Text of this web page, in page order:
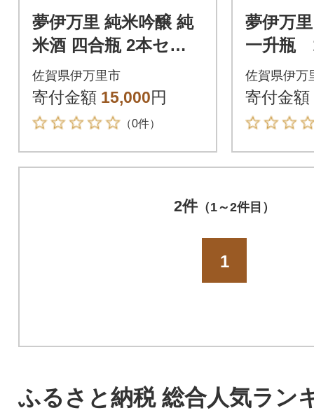
夢伊万里 純米吟醸 純
米酒 四合瓶 2本セッ
ト
佐賀県伊万里市
寄付金額 15,000円
（0件）
夢伊万
一升瓶
佐賀県伊万
寄付金額
2件（1～2件目）
1
ふるさと納税 総合人気ラン